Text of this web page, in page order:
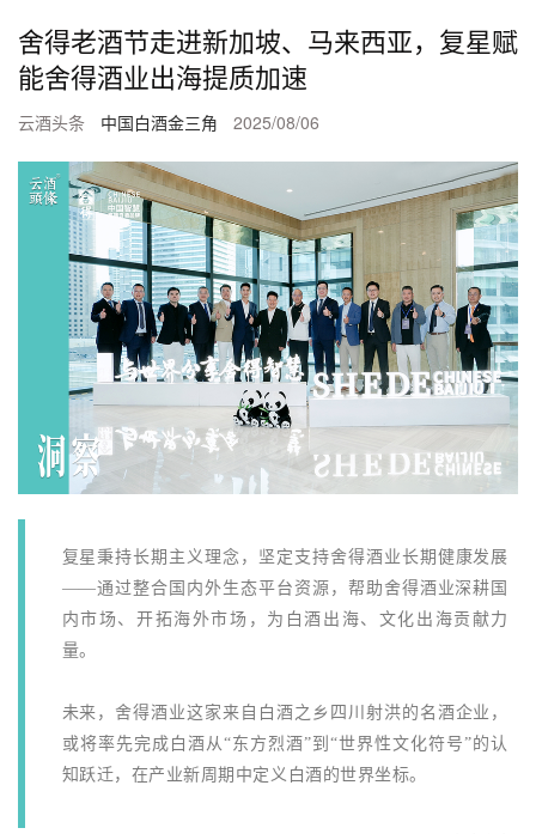
舍得老酒节走进新加坡、马来西亚，复星赋
能舍得酒业出海提质加速
云酒头条 中国白酒金三角 2025/08/06
复星秉持长期主义理念，坚定支持舍得酒业长期健康发展
——通过整合国内外生态平台资源，帮助舍得酒业深耕国
内市场、开拓海外市场，为白酒出海、文化出海贡献力
量。
未来，舍得酒业这家来自白酒之乡四川射洪的名酒企业，
或将率先完成白酒从“东方烈酒”到“世界性文化符号”的认
知跃迁，在产业新周期中定义白酒的世界坐标。